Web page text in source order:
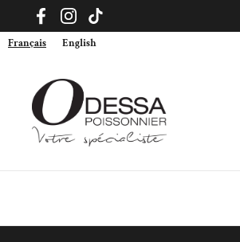
Passer au contenu
Facebook
Instagram
TikTok
Français English